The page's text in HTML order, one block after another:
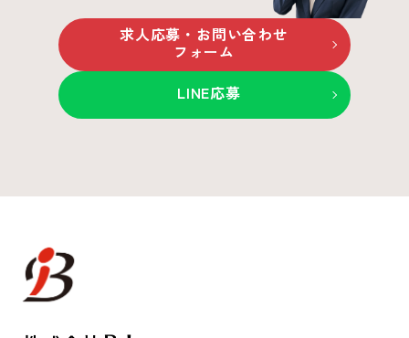
求人応募・お問い合わせ
フォーム
LINE応募